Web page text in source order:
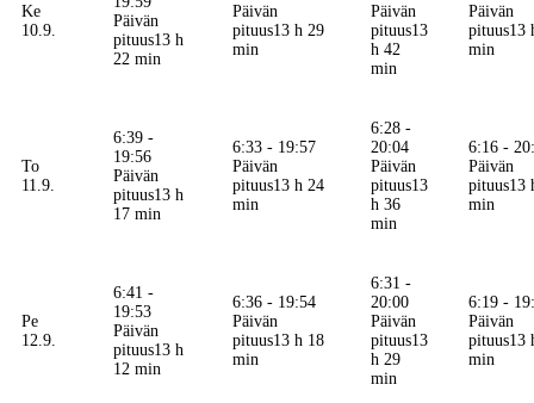
Ke
10.9.
Päivän
pituus13 h
22 min
Päivän
pituus13 h 29
min
Päivän
pituus13
h 42
min
Päivän
pituus13
min
To
11.9.
6:39 -
19:56
Päivän
pituus13 h
17 min
6:33 - 19:57
Päivän
pituus13 h 24
min
6:28 -
20:04
Päivän
pituus13
h 36
min
6:16 -
Päivän
pituus13
min
Pe
12.9.
6:41 -
19:53
Päivän
pituus13 h
12 min
6:36 - 19:54
Päivän
pituus13 h 18
min
6:31 -
20:00
Päivän
pituus13
h 29
min
6:19 -
Päivän
pituus13
min